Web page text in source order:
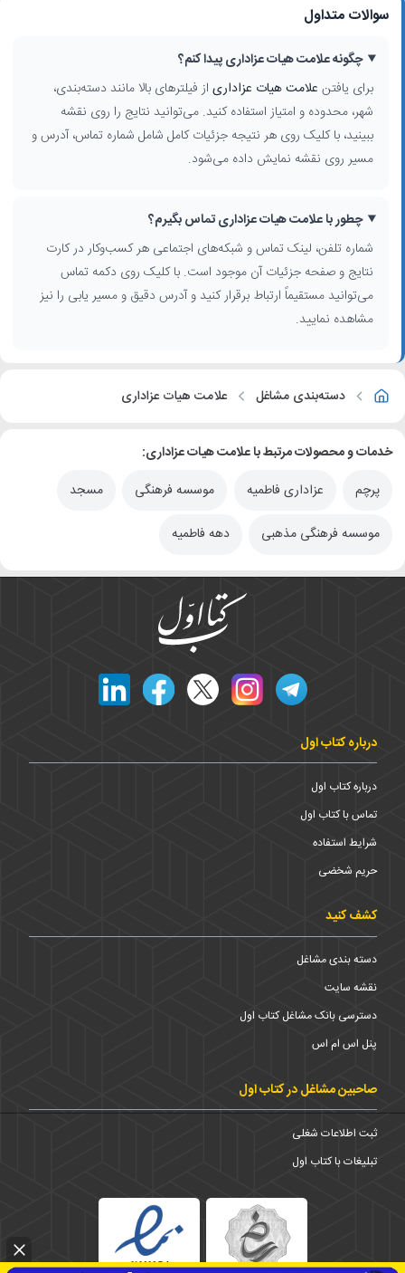
سوالات متداول
چگونه علامت هیات عزاداری پیدا کنم؟
برای یافتن علامت هیات عزاداری از فیلترهای بالا مانند دسته‌بندی،
شهر، محدوده و امتیاز استفاده کنید. می‌توانید نتایج را روی نقشه
ببینید، با کلیک روی هر نتیجه جزئیات کامل شامل شماره تماس، آدرس و
مسیر روی نقشه نمایش داده می‌شود.
چطور با علامت هیات عزاداری تماس بگیرم؟
شماره تلفن، لینک تماس و شبکه‌های اجتماعی هر کسب‌وکار در کارت
نتایج و صفحه جزئیات آن موجود است. با کلیک روی دکمه تماس
می‌توانید مستقیماً ارتباط برقرار کنید و آدرس دقیق و مسیر یابی را نیز
مشاهده نمایید.
دسته‌بندی مشاغل علامت هیات عزاداری
خدمات و محصولات مرتبط با علامت هیات عزاداری:
پرچم
عزاداری فاطمیه موسسه فرهنگی مسجد
موسسه فرهنگی مذهبی دهه فاطمیه
درباره کتاب اول
درباره کتاب اول
تماس با کتاب اول
شرایط استفاده
حریم شخضی
کشف کنید
دسته بندی مشاغل
نقشه سایت
دسترسی بانک مشاغل کتاب اول
پنل اس ام اس
صاحبین مشاغل در کتاب اول
ثبت اطلاعات شغلی
تبلیغات با کتاب اول